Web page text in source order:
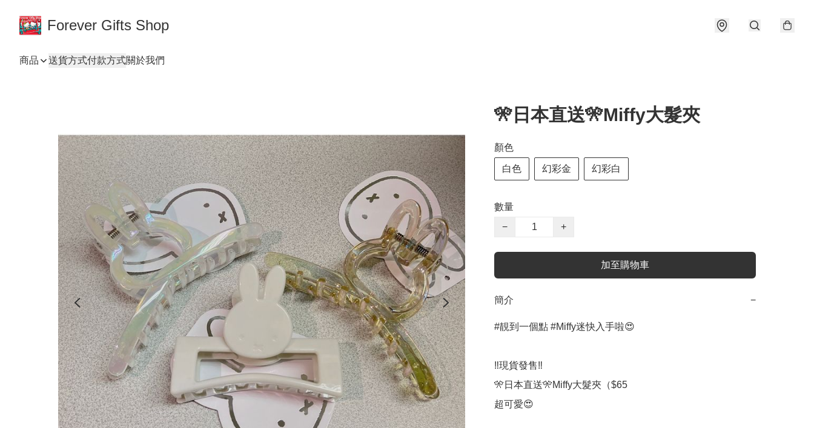
Forever Gifts Shop
商品 送貨方式付款方式關於我們
️🎌日本直送🎌Miffy大髮夾
顏色
白色 幻彩金 幻彩白
數量
−
+
加至購物車
簡介 −
#靚到一個點 #Miffy迷快入手啦😍
‼️現貨發售‼️
️🎌日本直送🎌Miffy大髮夾（$65
超可愛😍